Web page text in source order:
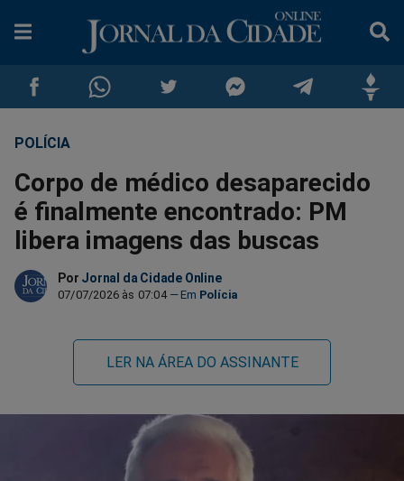
Compartilhar
no
Facebook
Compartilhar
no
Whatsapp
no
Twitter
no
Messenger
no
Telegram
no
POLÍCIA
Corpo de médico desaparecido
é finalmente encontrado: PM
libera imagens das buscas
Por Jornal da Cidade Online
07/07/2026 às 07:04 Polícia
LER NA ÁREA DO ASSINANTE